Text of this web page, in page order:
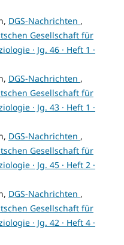
DGS-Nachrichten ,
Gesellschaft für
· Jg. 46 · Heft 1 ·
DGS-Nachrichten ,
Gesellschaft für
· Jg. 43 · Heft 1 ·
DGS-Nachrichten ,
Gesellschaft für
· Jg. 45 · Heft 2 ·
DGS-Nachrichten ,
Gesellschaft für
· Jg. 42 · Heft 4 ·